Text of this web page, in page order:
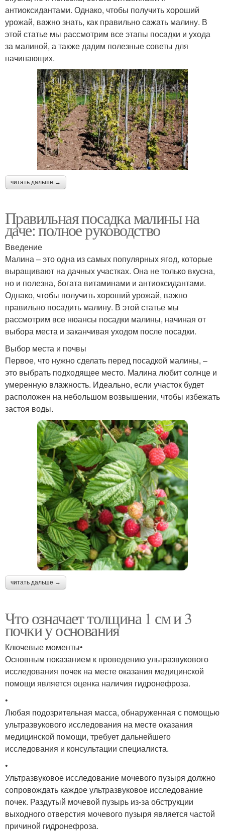
антиоксидантами. Однако, чтобы получить хороший
урожай, важно знать, как правильно сажать малину. В
этой статье мы рассмотрим все этапы посадки и ухода
за малиной, а также дадим полезные советы для
начинающих.
читать дальше →
Правильная посадка малины на
даче: полное руководство
Введение
Малина – это одна из самых популярных ягод, которые
выращивают на дачных участках. Она не только вкусна,
но и полезна, богата витаминами и антиоксидантами.
Однако, чтобы получить хороший урожай, важно
правильно посадить малину. В этой статье мы
рассмотрим все нюансы посадки малины, начиная от
выбора места и заканчивая уходом после посадки.
Выбор места и почвы
Первое, что нужно сделать перед посадкой малины, –
это выбрать подходящее место. Малина любит солнце и
умеренную влажность. Идеально, если участок будет
расположен на небольшом возвышении, чтобы избежать
застоя воды.
читать дальше →
Что означает толщина 1 см и 3
почки у основания
Ключевые моменты•
Основным показанием к проведению ультразвукового
исследования почек на месте оказания медицинской
помощи является оценка наличия гидронефроза.
•
Любая подозрительная масса, обнаруженная с помощью
ультразвукового исследования на месте оказания
медицинской помощи, требует дальнейшего
исследования и консультации специалиста.
•
Ультразвуковое исследование мочевого пузыря должно
сопровождать каждое ультразвуковое исследование
почек. Раздутый мочевой пузырь из-за обструкции
выходного отверстия мочевого пузыря является частой
причиной гидронефроза.